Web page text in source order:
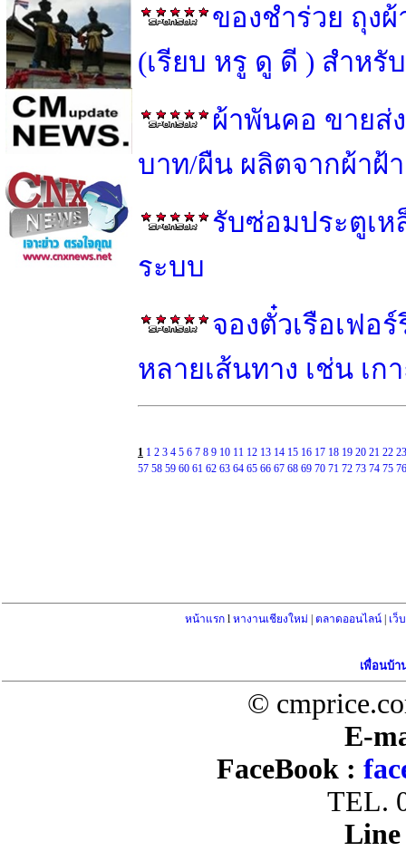
ของชำร่วย ถุง
(เรียบ หรู ดู ดี ) สำหรั
ผ้าพันคอ ขายส่
บาท/ผืน ผลิตจากผ้าฝ้
รับซ่อมประตูเห
ระบบ
จองตั๋วเรือเฟอ
หลายเส้นทาง เช่น เก
1 1 2 3 4 5 6 7 8 9 10 11 12 13 14 15 16 17 18 19 20 21 22 23
57 58 59 60 61 62 63 64 65 66 67 68 69 70 71 72 73 74 75 76
หน้าแรก lหางานเชียงใหม่ |ตลาดออนไลน์ | เว็
เพื่อนบ้า
©
E-
FaceBook :
TEL.